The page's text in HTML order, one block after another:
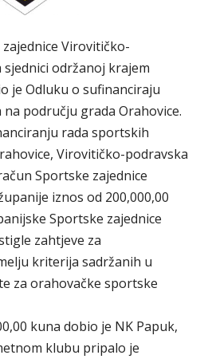
Virovitičko-
održanoj krajem
je Odluku o sufinanciraju
području grada Orahovice.
rada sportskih
Virovitičko-podravska
Sportske zajednice
iznos od 200,000,00
Sportske zajednice
zahtjeve za
kriterija sadržanih u
za orahovačke sportske
kuna dobio je NK Papuk,
klubu pripalo je